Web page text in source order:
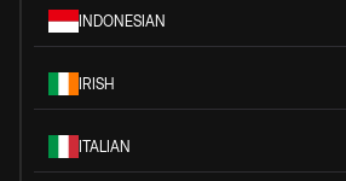
INDONESIAN
IRISH
ITALIAN